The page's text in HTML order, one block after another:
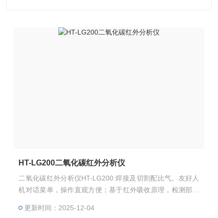
HT-LG200二氧化碳红外分析仪
二氧化碳红外分析仪HT-LG200 焊接及切割配比气。友好人
机对话菜单，操作直观方便；基于红外吸收原理，检测部分
隔周期长、精度高、稳定可靠
更新时间：2025-12-04